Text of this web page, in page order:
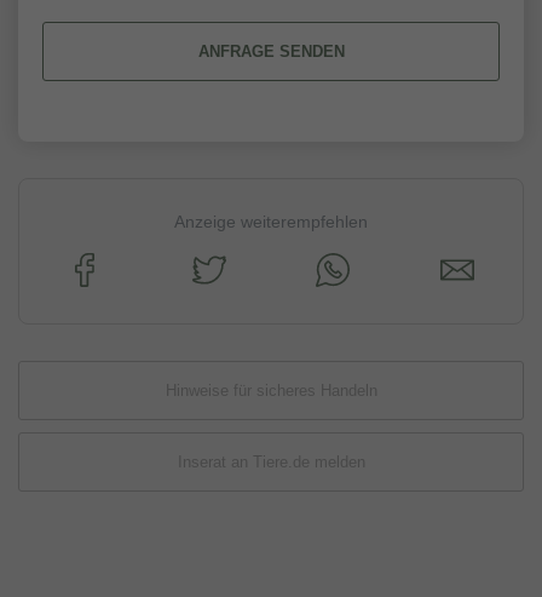
ANFRAGE SENDEN
Anzeige weiterempfehlen
Hinweise für sicheres Handeln
Inserat an Tiere.de melden